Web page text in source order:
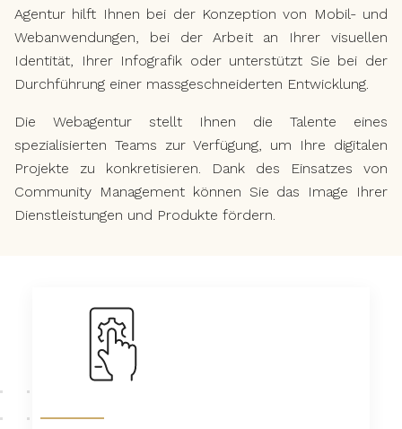
Agentur hilft Ihnen bei der Konzeption von Mobil- und
Webanwendungen, bei der Arbeit an Ihrer visuellen
Identität, Ihrer Infografik oder unterstützt Sie bei der
Durchführung einer massgeschneiderten Entwicklung.
Die Webagentur stellt Ihnen die Talente eines
spezialisierten Teams zur Verfügung, um Ihre digitalen
Projekte zu konkretisieren. Dank des Einsatzes von
Community Management können Sie das Image Ihrer
Dienstleistungen und Produkte fördern.